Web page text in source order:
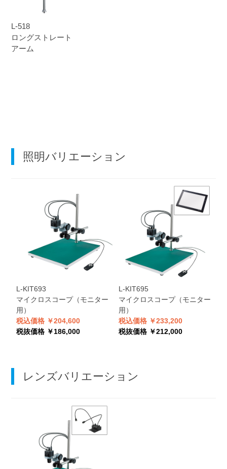
L-518
ロングストレート
アーム
照明バリエーション
L-KIT693
マイクロスコープ（モニター
用）
税込価格 ￥204,600
税抜価格 ￥186,000
L-KIT695
マイクロスコープ（モニター
用）
税込価格 ￥233,200
税抜価格 ￥212,000
レンズバリエーション